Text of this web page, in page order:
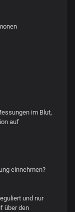
im Blut,
auf
einnehmen?
und nur
über den